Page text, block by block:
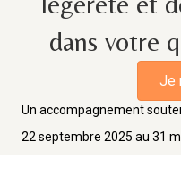
dans votre
Je
Un accompagnement
22 septembre 2025 au 31